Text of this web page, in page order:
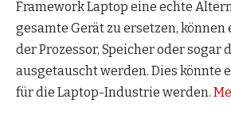
Framework Laptop eine echte
gesamte Gerät zu ersetzen, können
der Prozessor, Speicher oder sogar
ausgetauscht werden. Dies könnte
für die Laptop-Industrie werden.